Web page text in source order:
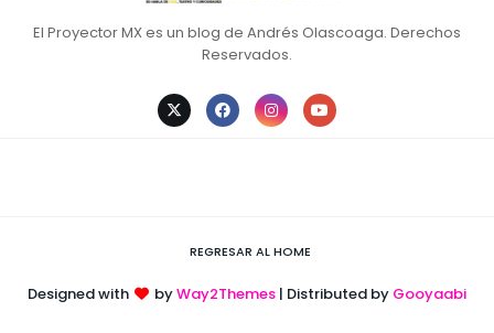
El Proyector MX es un blog de Andrés Olascoaga. Derechos
Reservados.
REGRESAR AL HOME
Designed with byWay2Themes | Distributed by Gooyaabi